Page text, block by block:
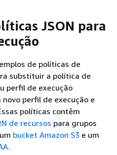
JSON para
de políticas de
substituir a política de
perfil de execução
perfil de execução e
políticas contêm
de recursos para grupos
bucket Amazon S3 e um
.